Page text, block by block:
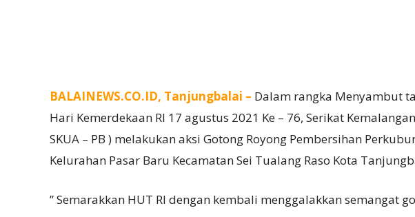
BALAINEWS.CO.ID, Tanjungbalai – Dalam rangka Menyambut
Hari Kemerdekaan RI 17 agustus 2021 Ke – 76, Serikat
SKUA – PB ) melakukan aksi Gotong Royong Pembersihan
Kelurahan Pasar Baru Kecamatan Sei Tualang Raso Kota
” Semarakkan HUT RI dengan kembali menggalakkan semangat